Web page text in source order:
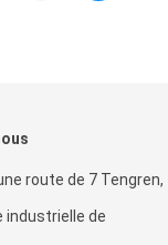
route de 7 Tengren,
industrielle de